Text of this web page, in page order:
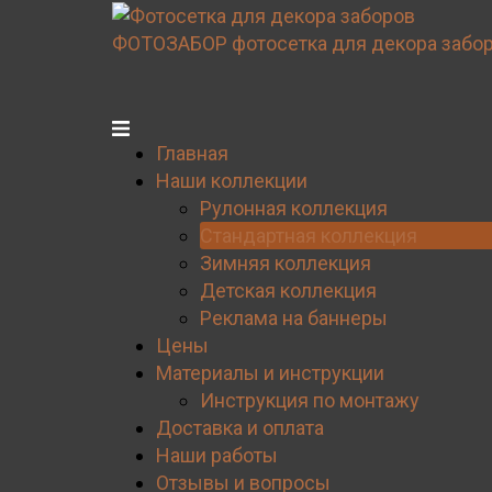
ФОТОЗАБОР фотосетка для декора
Главная
Наши коллекции
Рулонная коллекция
Стандартная коллекция
Зимняя коллекция
Детская коллекция
Реклама на баннеры
Цены
Материалы и инструкции
Инструкция по монтажу
Доставка и оплата
Наши работы
Отзывы и вопросы